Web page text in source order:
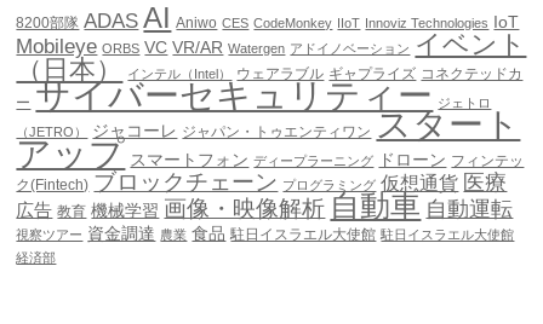
8200部隊 ADAS AI Aniwo CES CodeMonkey IIoT Innoviz Technologies IoT
Mobileye ORBS VC VR/AR Watergen アドイノベーション イベント
（日本）
インテル（Intel） ウェアラブル ギャプライズ コネクテッドカ
ー サイバーセキュリティー ジェトロ
（JETRO）
ジャコーレ ジャパン・トゥエンティワン スタート
アップ スマートフォン ディープラーニング ドローン フィンテッ
ク(Fintech) ブロックチェーン プログラミング 仮想通貨 医療
広告 教育 機械学習 画像・映像解析 自動車 自動運転
視察ツアー 資金調達 農業 食品 駐日イスラエル大使館 駐日イスラエル大使館
経済部